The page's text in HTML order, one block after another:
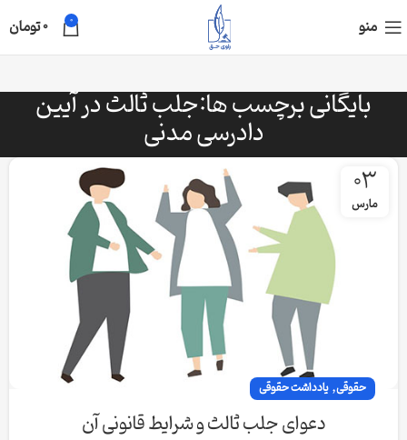
منو 0
0تومان
بایگانی برچسب ها:جلب ثالث در آیین
دادرسی مدنی
03
مارس
حقوقی, یادداشت حقوقی
دعوای جلب ثالث و شرایط قانونی آن